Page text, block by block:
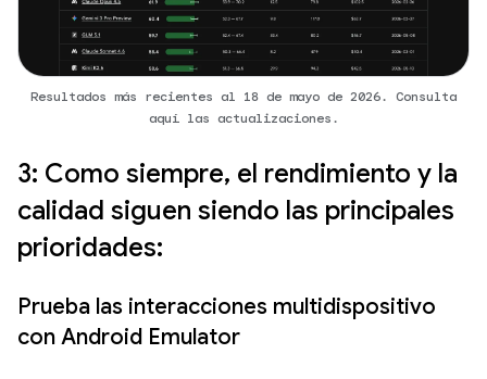
Resultados más recientes al 18 de mayo de 2026. Consulta
aquí las actualizaciones.
3: Como siempre, el rendimiento y la
calidad siguen siendo las principales
prioridades:
Prueba las interacciones multidispositivo
con Android Emulator